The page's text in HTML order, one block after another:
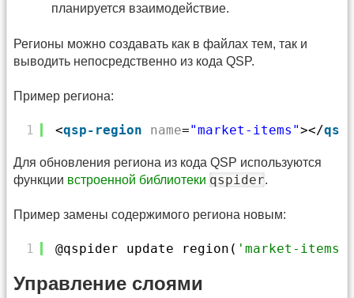
планируется взаимодействие.
Регионы можно создавать как в файлах тем, так и
выводить непосредственно из кода QSP.
Пример региона:
1 <qsp-region name="market-items"></
Для обновления региона из кода QSP используются
функции встроенной библиотеки qspider.
Пример замены содержимого региона новым:
1 @qspider_update_region( 'market-items'
Управление слоями